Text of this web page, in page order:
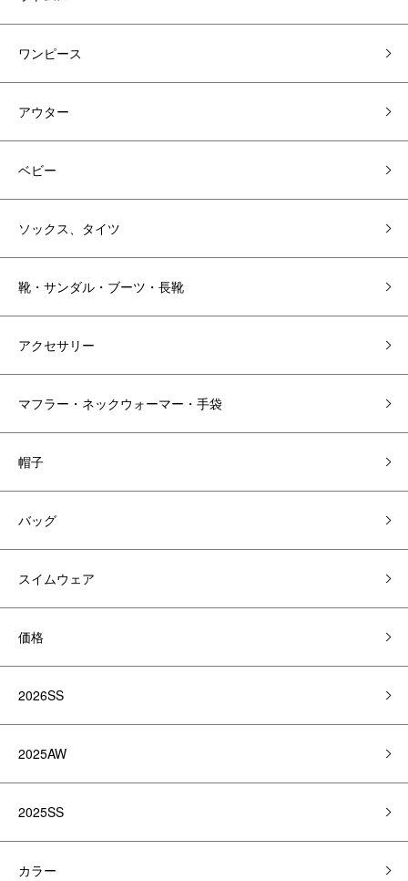
ワンピース
アウター
ベビー
ソックス、タイツ
靴・サンダル・ブーツ・長靴
アクセサリー
マフラー・ネックウォーマー・手袋
帽子
バッグ
スイムウェア
価格
2026SS
2025AW
2025SS
カラー